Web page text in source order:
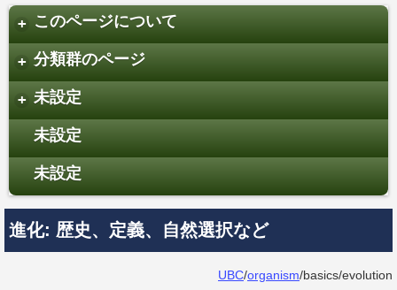
+ このページについて
+ 分類群のページ
+ 未設定
未設定
未設定
進化: 歴史、定義、自然選択など
UBC/organism/basics/evolution